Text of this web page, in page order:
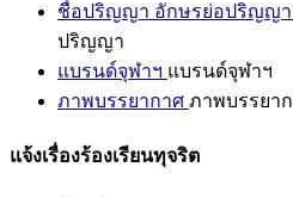
ชื่อปริญญา อักษรย่อปริญญา
ปริญญา
แบรนด์จุฬาฯ แบรนด์จุฬาฯ
ภาพบรรยากาศ ภาพบรรยา
แจ้งเรื่องร้องเรียนทุจริต